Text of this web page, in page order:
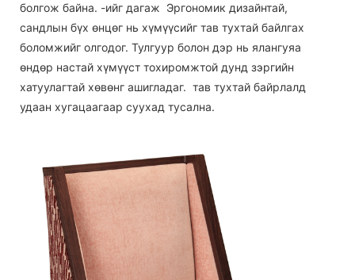
болгож байна. -ийг дагаж Эргономик дизайнтай,
сандлын бүх өнцөг нь хүмүүсийг тав тухтай байлгах
боломжийг олгодог. Тулгуур болон дэр нь ялангуяа
өндөр настай хүмүүст тохиромжтой дунд зэргийн
хатуулагтай хөвөнг ашигладаг. тав тухтай байрлалд
удаан хугацаагаар суухад тусална.